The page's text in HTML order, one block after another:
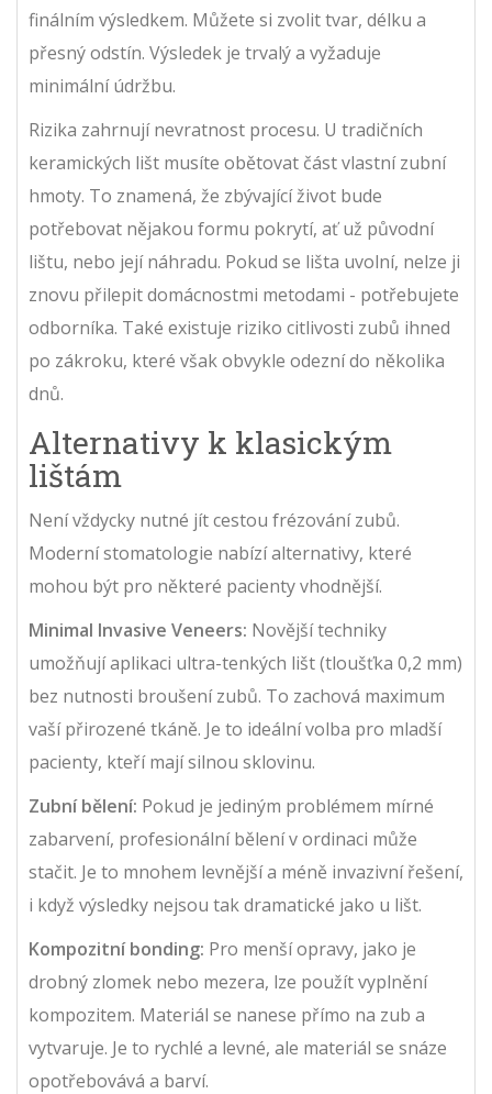
finálním výsledkem. Můžete si zvolit tvar, délku a
přesný odstín. Výsledek je trvalý a vyžaduje
minimální údržbu.
Rizika zahrnují nevratnost procesu. U tradičních
keramických lišt musíte obětovat část vlastní zubní
hmoty. To znamená, že zbývající život bude
potřebovat nějakou formu pokrytí, ať už původní
lištu, nebo její náhradu. Pokud se lišta uvolní, nelze ji
znovu přilepit domácnostmi metodami - potřebujete
odborníka. Také existuje riziko citlivosti zubů ihned
po zákroku, které však obvykle odezní do několika
dnů.
Alternativy k klasickým
lištám
Není vždycky nutné jít cestou frézování zubů.
Moderní stomatologie nabízí alternativy, které
mohou být pro některé pacienty vhodnější.
Minimal Invasive Veneers: Novější techniky
umožňují aplikaci ultra-tenkých lišt (tloušťka 0,2 mm)
bez nutnosti broušení zubů. To zachová maximum
vaší přirozené tkáně. Je to ideální volba pro mladší
pacienty, kteří mají silnou sklovinu.
Zubní bělení: Pokud je jediným problémem mírné
zabarvení, profesionální bělení v ordinaci může
stačit. Je to mnohem levnější a méně invazivní řešení,
i když výsledky nejsou tak dramatické jako u lišt.
Kompozitní bonding: Pro menší opravy, jako je
drobný zlomek nebo mezera, lze použít vyplnění
kompozitem. Materiál se nanese přímo na zub a
vytvaruje. Je to rychlé a levné, ale materiál se snáze
opotřebovává a barví.